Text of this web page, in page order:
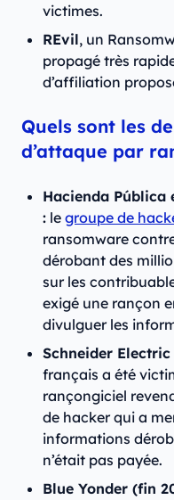
victimes.
REvil, un
propagé très
d’affiliation
Quels sont les
d’attaque par
Hacienda Pública
: le groupe de
ransomware
dérobant des
sur les
exigé une rançon
divulguer les
Schneider
français a été
rançongiciel
de hacker qui a
informations
n’était pas payée.
Blue Yonder (fin